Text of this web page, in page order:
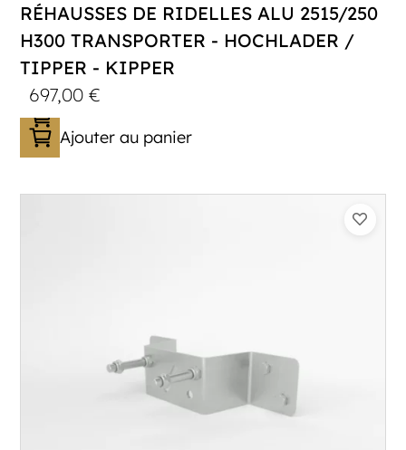
RÉHAUSSES DE RIDELLES ALU 2515/250
H300 TRANSPORTER - HOCHLADER /
TIPPER - KIPPER
697,00€
Ajouter au panier